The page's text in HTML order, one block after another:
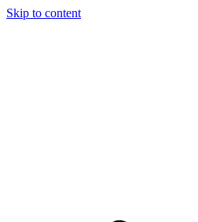
Skip to content